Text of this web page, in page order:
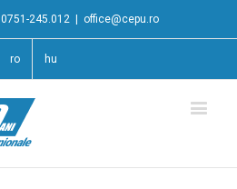
0751-245.012 office@cepu.ro
ro hu